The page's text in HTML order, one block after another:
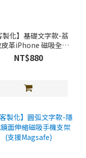
製化】基礎文字款-荔
皮革iPhone 磁吸全包
機殼 (支援Magsafe)
NT$880